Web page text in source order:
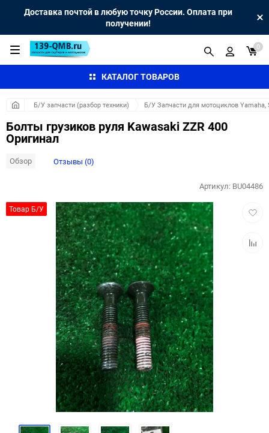
Доставка почтой в любую точку России. Оплата при
получении!
КАТАЛОГ ТОВАРОВ
0
Б/У запчасти (разбор техники) Б/У Запчасти для мотоциклов Yamaha,
Болты грузиков руля Kawasaki ZZR 400
Оригинал
Обзор Отзывы (0)
Товар Б/У
Артикул: BU04486